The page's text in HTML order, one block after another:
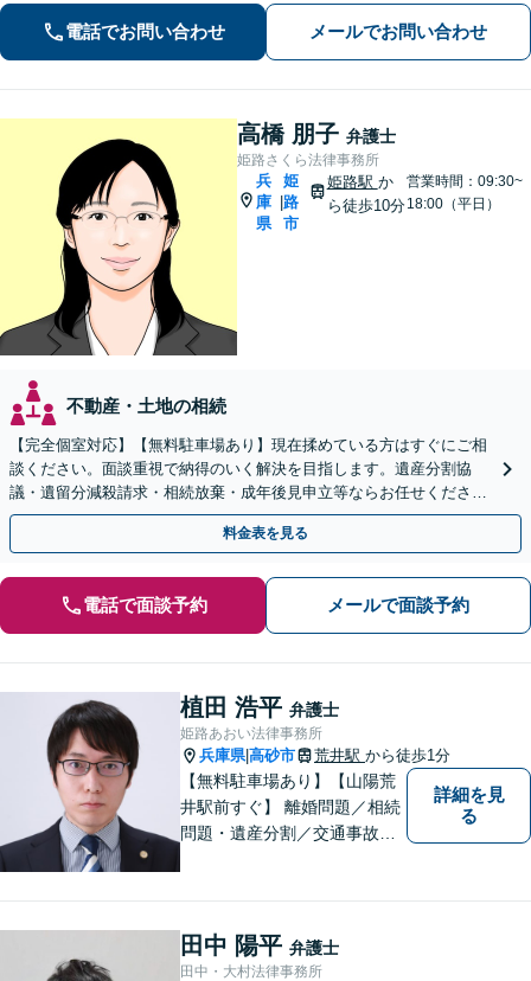
しっかり耳を傾けサポートいたしま
す。【初回相談無料】【個室対応】
電話でお問い合わせ メールでお問い合わせ
高橋 朋子 弁護士
姫路さくら法律事務所
兵
庫
県
姫
路
市
姫路駅 か
ら徒歩10分
営業時間：09:30~
18:00（平日）
不動産・土地の相続
【完全個室対応】【無料駐車場あり】現在揉めている方はすぐにご相
談ください。面談重視で納得のいく解決を目指します。遺産分割協
議・遺留分減殺請求・相続放棄・成年後見申立等ならお任せくださ
い。まずは事務所での面談にお越しください。
料金表を見る
電話で面談予約 メールで面談予約
植田 浩平 弁護士
姫路あおい法律事務所
兵庫県|高砂市 荒井駅 から徒歩1分
【無料駐車場あり】【山陽荒
井駅前すぐ】 離婚問題／相続
問題・遺産分割／交通事故／
ください。
詳細を見
る
田中 陽平 弁護士
田中・大村法律事務所